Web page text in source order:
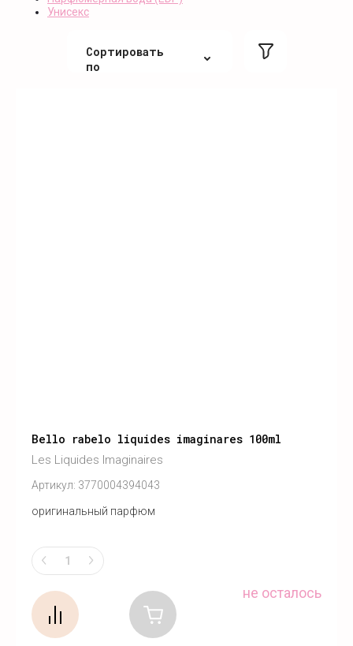
Унисекс
Сортировать
по
Bello rabelo liquides imaginares 100ml
Les Liquides Imaginaires
Артикул: 3770004394043
оригинальный парфюм
не осталось